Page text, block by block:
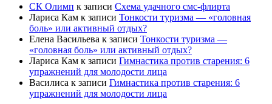
СК Олимп к записи Схема удачного смс-флирта
Лариса Кам к записи Тонкости туризма — «головная
боль» или активный отдых?
Елена Васильева к записи Тонкости туризма —
«головная боль» или активный отдых?
Лариса Кам к записи Гимнастика против старения: 6
упражнений для молодости лица
Василиса к записи Гимнастика против старения: 6
упражнений для молодости лица